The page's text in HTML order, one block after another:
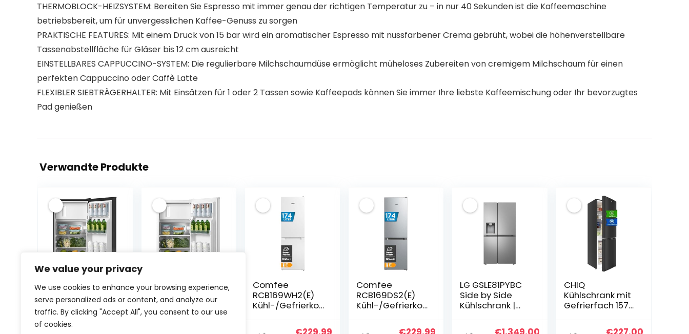
We value your privacy
We use cookies to enhance your browsing experience,
serve personalized ads or content, and analyze our
traffic. By clicking "Accept All", you consent to our use
of cookies.
THERMOBLOCK-HEIZSYSTEM: Bereiten Sie Espresso mit immer genau der richtigen Temperatur zu – in nur 40 Sekunden ist die Kaffeemaschine
betriebsbereit, um für unvergesslichen Kaffee-Genuss zu sorgen
PRAKTISCHE FEATURES: Mit einem Druck von 15 bar wird ein aromatischer Espresso mit nussfarbener Crema gebrüht, wobei die höhenverstellbare
Tassenabstellfläche für Gläser bis 12 cm ausreicht
EINSTELLBARES CAPPUCCINO-SYSTEM: Die regulierbare Milchschaumdüse ermöglicht müheloses Zubereiten von cremigem Milchschaum für einen
perfekten Cappuccino oder Caffè Latte
FLEXIBLER SIEBTRÄGERHALTER: Mit Einsätzen für 1 oder 2 Tassen sowie Kaffeepads können Sie immer Ihre liebste Kaffeemischung oder Ihr bevorzugtes
Pad genießen
Verwandte Produkte
Comfee
RCD80DK3(E)
Kühlschrank mit
Gefrierfach/ 80L
Kleiner
Comfee
RCD80WH3(E)
Kühlschrank mit
Gefrierfach/ 80L
Ursprünglicher
Aktueller
Comfee
RCB169WH2(E)
Kühl-/Gefrierko
cm Höhe/LowUrsprünglicher
Aktueller
Comfee
RCB169DS2(E)
Kühl-/Gefrierko
cm Höhe/LowUrsprünglicher
Aktueller
LG GSLE81PYBC
Side by Side
Kühlschrank |
Eis- | CrushedUrsprünglicherAktueller
CHIQ
Kühlschrank mit
Gefrierfach 157L,
GefrierkombinatUrsprünglicher
Aktueller